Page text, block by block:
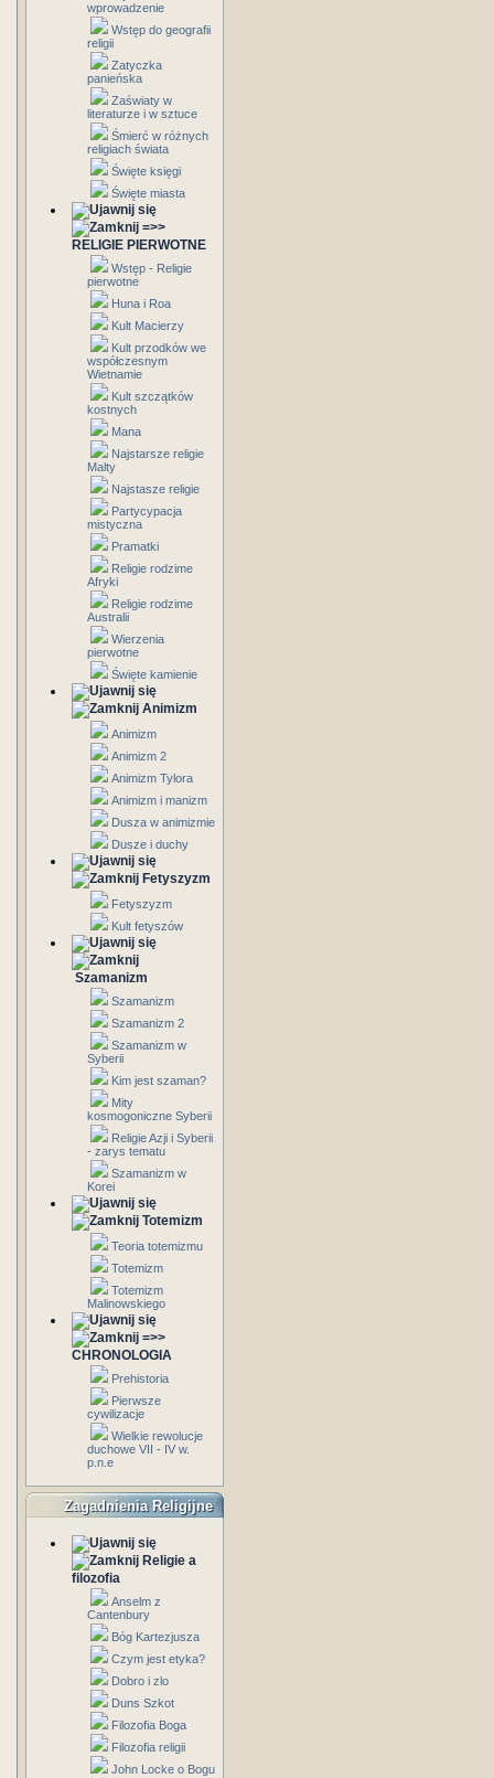
wprowadzenie
Wstęp do geografii
religii
Zatyczka
panieńska
Zaświaty w
literaturze i w sztuce
Śmierć w różnych
religiach świata
Święte księgi
Święte miasta
=>>
RELIGIE PIERWOTNE
Wstęp - Religie
pierwotne
Huna i Roa
Kult Macierzy
Kult przodków we
współczesnym
Wietnamie
Kult szczątków
kostnych
Mana
Najstarsze religie
Malty
Najstasze religie
Partycypacja
mistyczna
Pramatki
Religie rodzime
Afryki
Religie rodzime
Australii
Wierzenia
pierwotne
Święte kamienie
Animizm
Animizm
Animizm 2
Animizm Tylora
Animizm i manizm
Dusza w animizmie
Dusze i duchy
Fetyszyzm
Fetyszyzm
Kult fetyszów
Szamanizm
Szamanizm
Szamanizm 2
Szamanizm w
Syberii
Kim jest szaman?
Mity
kosmogoniczne Syberii
Religie Azji i Syberii
- zarys tematu
Szamanizm w
Korei
Totemizm
Teoria totemizmu
Totemizm
Totemizm
Malinowskiego
=>>
CHRONOLOGIA
Prehistoria
Pierwsze
cywilizacje
Wielkie rewolucje
duchowe VII - IV w.
p.n.e
Zagadnienia Religijne
Religie a
filozofia
Anselm z
Cantenbury
Bóg Kartezjusza
Czym jest etyka?
Dobro i zlo
Duns Szkot
Filozofia Boga
Filozofia religii
John Locke o Bogu